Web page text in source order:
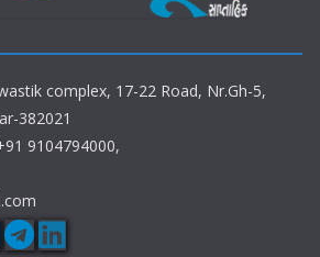
complex, 17-22 Road, Nr.Gh-5,
382021
9104794000,